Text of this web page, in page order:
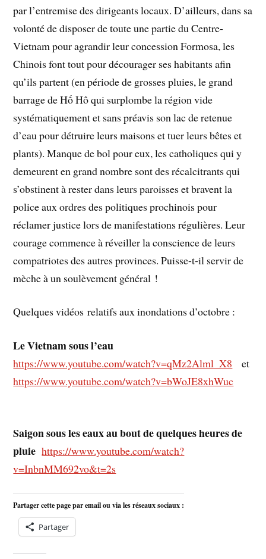
par l’entremise des dirigeants locaux. D’ailleurs, dans sa
volonté de disposer de toute une partie du Centre-
Vietnam pour agrandir leur concession Formosa, les
Chinois font tout pour décourager ses habitants afin
qu’ils partent (en période de grosses pluies, le grand
barrage de Hố Hô qui surplombe la région vide
systématiquement et sans préavis son lac de retenue
d’eau pour détruire leurs maisons et tuer leurs bêtes et
plants). Manque de bol pour eux, les catholiques qui y
demeurent en grand nombre sont des récalcitrants qui
s’obstinent à rester dans leurs paroisses et bravent la
police aux ordres des politiques prochinois pour
réclamer justice lors de manifestations régulières. Leur
courage commence à réveiller la conscience de leurs
compatriotes des autres provinces. Puisse-t-il servir de
mèche à un soulèvement général !
Quelques vidéos relatifs aux inondations d’octobre :
Le Vietnam sous l’eau
https://www.youtube.com/watch?v=qMz2Alml_X8
et
https://www.youtube.com/watch?v=bWoJE8xhWuc
Saigon sous les eaux au bout de quelques heures de
pluiehttps://www.youtube.com/watch?
v=InbnMM692vo&t=2s
Partager cette page par email ou via les réseaux sociaux :
Partager